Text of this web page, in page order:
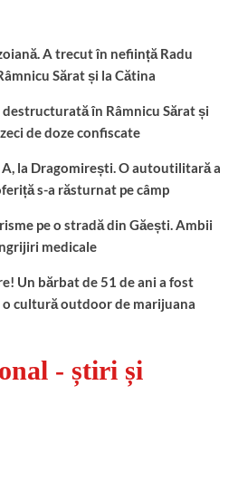
A trecut în neființă Radu
Sărat și la Cătina
în Râmnicu Sărat și
de doze confiscate
la Dragomirești. O autoutilitară a
s-a răsturnat pe câmp
pe o stradă din Găești. Ambii
medicale
Un bărbat de 51 de ani a fost
cultură outdoor de marijuana
- știri și